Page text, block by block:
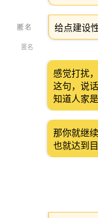
匿名
给点建设
感觉打扰
这句，说
知道人家
那你就继
也就达到